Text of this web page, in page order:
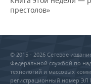
престолов»
© 2015 - 2026 Сетевое
Федеральной службой по
технологий и массовых
регистрационный номер ЭЛ